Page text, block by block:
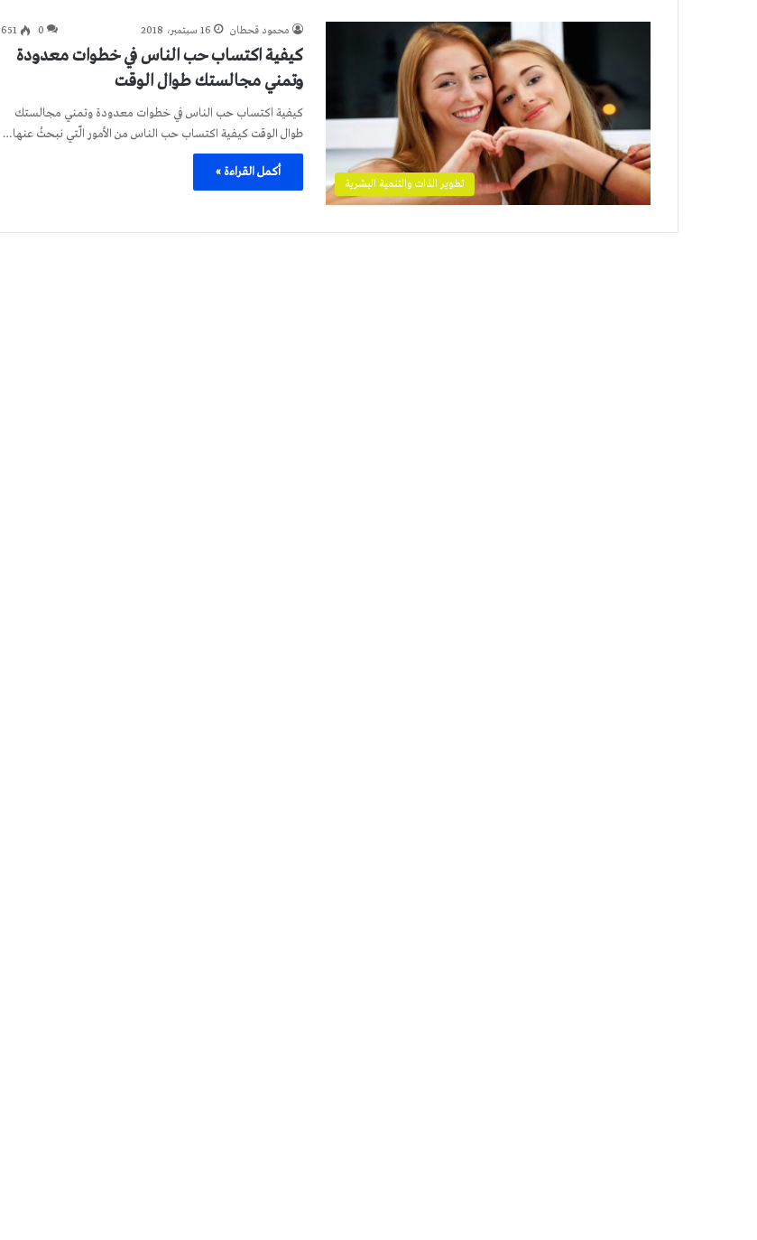
تطوير الذات والتنمية البشرية
محمود قحطان 16 سبتمبر، 2018 0
651
كيفية اكتساب حب الناس في خطوات معدودة
وتمني مجالستك طوال الوقت
كيفية اكتساب حب الناس في خطوات معدودة وتمني مجالستك
طوال الوقت كيفية اكتساب حب الناس من الأمور الّتي نبحثُ عنها…
أكمل القراءة »